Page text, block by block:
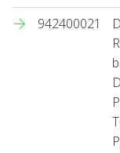
942400021